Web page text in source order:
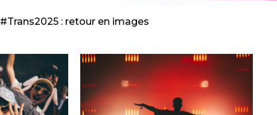
#Trans2025 : retour en images